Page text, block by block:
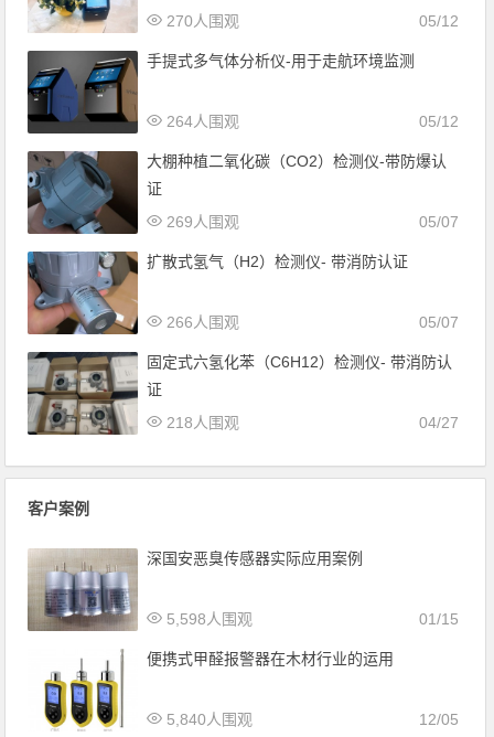
05/12
270人围观
手提式多气体分析仪-用于走航环境监测
05/12
264人围观
大棚种植二氧化碳（CO2）检测仪-带防爆认
证
05/07
269人围观
扩散式氢气（H2）检测仪- 带消防认证
05/07
266人围观
固定式六氢化苯（C6H12）检测仪- 带消防认
证
04/27
218人围观
客户案例
深国安恶臭传感器实际应用案例
01/15
5,598人围观
便携式甲醛报警器在木材行业的运用
12/05
5,840人围观